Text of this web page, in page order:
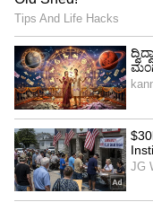
ಈ ಹಿಂದೆಯೂ ನಟಿ
ಉಡುಪಿನಲ್ಲಿ ಹಲವು
ಮಾಡ್ರನ್, ಟ್ರಡಿಷನಲ್